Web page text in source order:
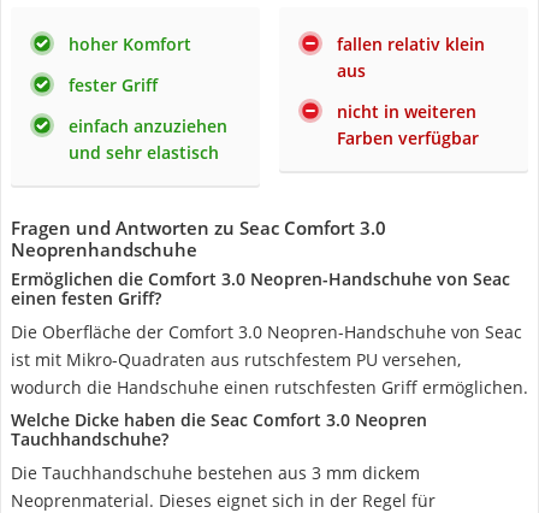
hoher Komfort
fester Griff
einfach anzuziehen
und sehr elastisch
fallen relativ klein
aus
nicht in weiteren
Farben verfügbar
Fragen und Antworten zu Seac Comfort 3.0
Neoprenhandschuhe
Ermöglichen die Comfort 3.0 Neopren-Handschuhe von Seac
einen festen Griff?
Die Oberfläche der Comfort 3.0 Neopren-Handschuhe von Seac
ist mit Mikro-Quadraten aus rutschfestem PU versehen,
wodurch die Handschuhe einen rutschfesten Griff ermöglichen.
Welche Dicke haben die Seac Comfort 3.0 Neopren
Tauchhandschuhe?
Die Tauchhandschuhe bestehen aus 3 mm dickem
Neoprenmaterial. Dieses eignet sich in der Regel für